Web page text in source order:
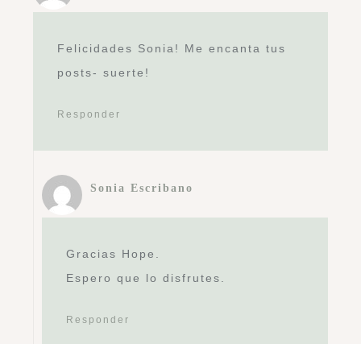
Felicidades Sonia! Me encanta tus
posts- suerte!
Responder
Sonia Escribano
Gracias Hope.
Espero que lo disfrutes.
Responder